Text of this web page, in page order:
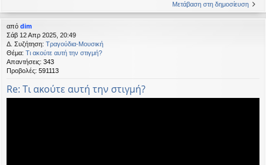
Μετάβαση στη δημοσίευση
από dim
Σάβ 12 Απρ 2025, 20:49
Δ. Συζήτηση: Τραγούδια-Μουσική
Θέμα: Τι ακούτε αυτή την στιγμή?
Απαντήσεις: 343
Προβολές: 591113
Re: Τι ακούτε αυτή την στιγμή?